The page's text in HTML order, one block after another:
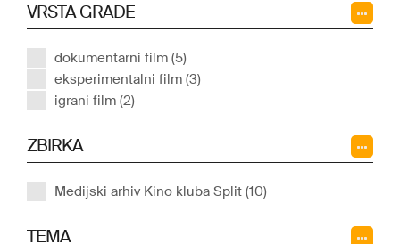
VRSTA GRAĐE
dokumentarni film (5)
eksperimentalni film (3)
igrani film (2)
ZBIRKA
Medijski arhiv Kino kluba Split (10)
TEMA